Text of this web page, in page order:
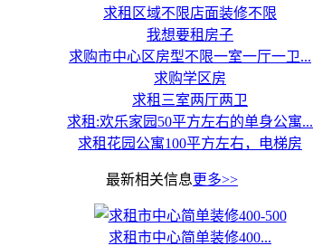
求租区域不限店面装修不限
我想要租房子
求购市中心区房型不限一室一厅一卫...
求购学区房
求租三室两厅两卫
求租:欢乐家园50平方左右的单身公寓...
求租花园公寓100平方左右，电梯房
最新相关信息更多>>
求租市中心简单装修400...